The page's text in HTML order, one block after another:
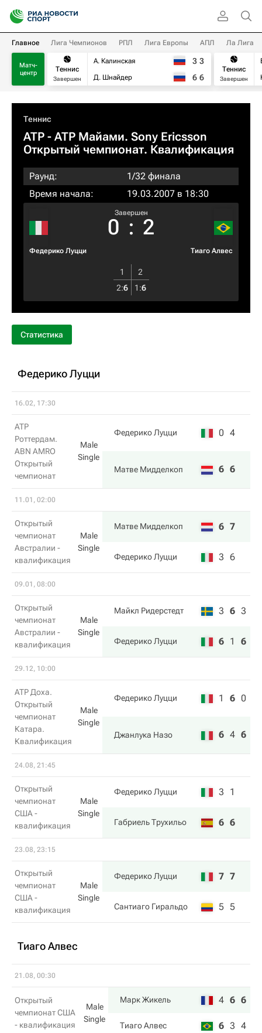
Главное Лига Чемпионов РПЛ Лига Европы АПЛ Ла Лига
Матч-
центр
Теннис
Завершен
А. Калинская
Д. Шнайдер
3 3
6 6
Теннис
Завершен
Теннис
ATP - ATP Майами. Sony Ericsson
Открытый чемпионат. Квалификация
Раунд:
1/32 финала
Время начала:
19.03.2007 в 18:30
Федерико Луцци
Завершен
0 : 2
Тиаго Алвес
1
2
2:6 1 :6
Статистика
Федерико Луцци
16.02, 17:30
ATP
Роттердам.
ABN AMRO
Открытый
чемпионат
Male
Single
Федерико Луцци 0 4
Матве Мидделкоп 6 6
11.01, 02:00
Открытый
чемпионат
Австралии -
квалификация
Male
Single
Матве Мидделкоп 6 7
Федерико Луцци 3 6
09.01, 08:00
Открытый
чемпионат
Австралии -
квалификация
Male
Single
Майкл Ридерстедт 3 6 3
Федерико Луцци 6 1 6
29.12, 10:00
ATP Доха.
Открытый
чемпионат
Катара.
Квалификация
Male
Single
Федерико Луцци 1 6 0
Джанлука Назо 6 4 6
24.08, 21:45
Открытый
чемпионат
США -
квалификация
Male
Single
Федерико Луцци 3 1
Габриель Трухильо 6 6
23.08, 23:15
Открытый
чемпионат
США -
квалификация
Male
Single
Федерико Луцци 7 7
Сантиаго Гиральдо 5 5
Тиаго Алвес
21.08, 00:30
Открытый
чемпионат США
- квалификация
Male
Single
Марк Жикель 4 6 6
Тиаго Алвес 6 3 4